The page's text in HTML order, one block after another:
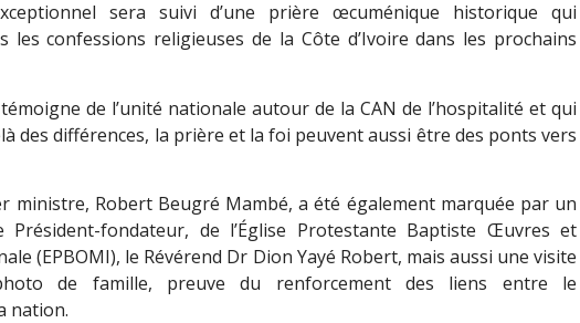
sera suivi d’une prière œcuménique historique qui
les confessions religieuses de la Côte d’Ivoire dans les prochains
de l’unité nationale autour de la CAN de l’hospitalité et qui
des différences, la prière et la foi peuvent aussi être des ponts vers
ministre, Robert Beugré Mambé, a été également marquée par un
Président-fondateur, de l’Église Protestante Baptiste Œuvres et
(EPBOMI), le Révérend Dr Dion Yayé Robert, mais aussi une visite
de famille, preuve du renforcement des liens entre le
nation.